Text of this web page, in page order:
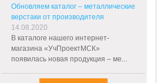
Обновляем каталог – металлические
верстаки от производителя
14.08.2020
В каталоге нашего интернет-
магазина «УчПроектМСК»
появилась новая продукция – ме...